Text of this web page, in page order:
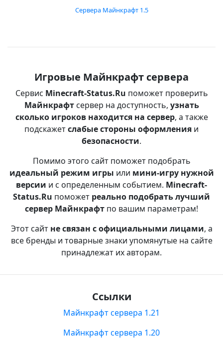
Сервера Майнкрафт 1.5
Игровые Майнкрафт сервера
Сервис Minecraft-Status.Ru поможет проверить
Майнкрафтсервер на доступность, узнать
сколько игроков находится на сервер, а также
подскажетслабые стороны оформления и
безопасности.
Помимо этого сайт поможет подобрать
идеальный режим игры или мини-игру нужной
версии и с определенным событием. Minecraft-
Status.Ru поможет реально подобрать лучший
сервер Майнкрафт по вашим параметрам!
Этот сайт не связан с официальными лицами, а
все бренды и товарные знаки упомянутые на сайте
принадлежат их авторам.
Ссылки
Майнкрафт сервера 1.21
Майнкрафт сервера 1.20